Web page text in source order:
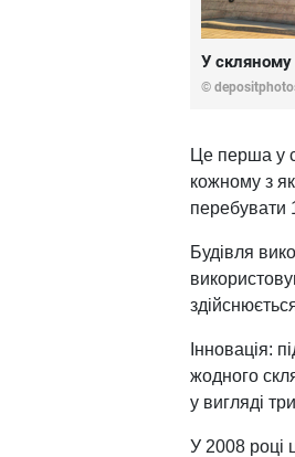
У скляному
©
Це перша у
кожному з
перебувати
Будівля
Інновація:
жодного
у вигляді
У 2008 році